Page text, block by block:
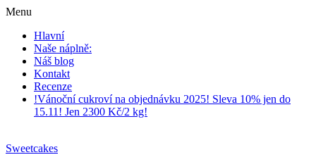
Menu
Hlavní
Naše náplně:
Náš blog
Kontakt
Recenze
!Vánoční cukroví na objednávku 2025! Sleva 10% jen do
15.11! Jen 2300 Kč/2 kg!
Sweetcakes